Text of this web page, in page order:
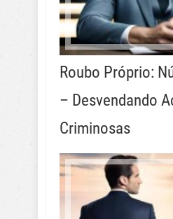
Roubo Próprio:
– Desvendando
Criminosas